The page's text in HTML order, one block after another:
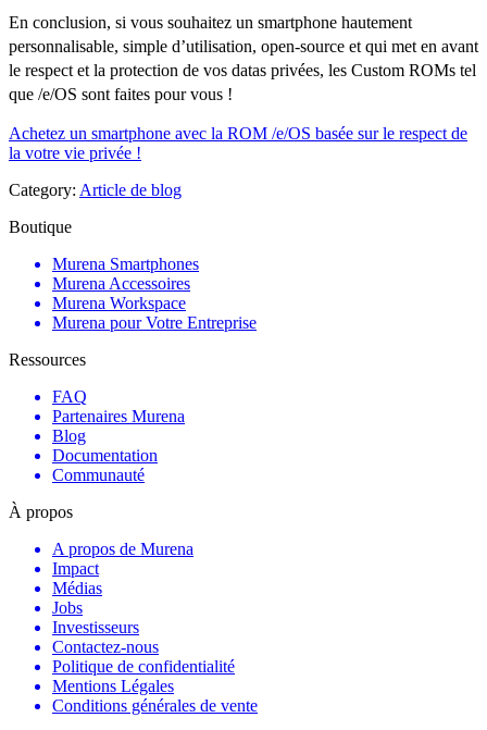
En conclusion, si vous souhaitez un smartphone hautement
personnalisable, simple d’utilisation, open-source et qui met en avant
le respect et la protection de vos datas privées, les Custom ROMs tel
que /e/OS sont faites pour vous !
Achetez un smartphone avec la ROM /e/OS basée sur le respect de
la votre vie privée !
Category: Article de blog
Boutique
Murena Smartphones
Murena Accessoires
Murena Workspace
Murena pour Votre Entreprise
Ressources
FAQ
Partenaires Murena
Blog
Documentation
Communauté
À propos
A propos de Murena
Impact
Médias
Jobs
Investisseurs
Contactez-nous
Politique de confidentialité
Mentions Légales
Conditions générales de vente